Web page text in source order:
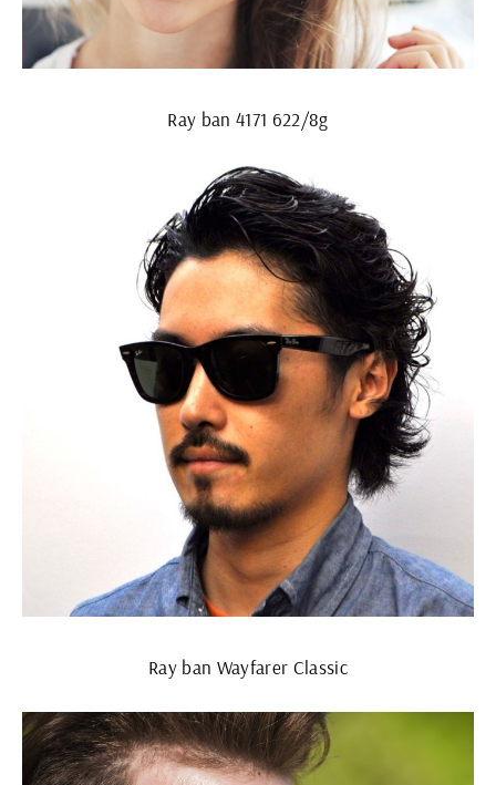
Ray ban 4171 622/8g
Ray ban Wayfarer Classic